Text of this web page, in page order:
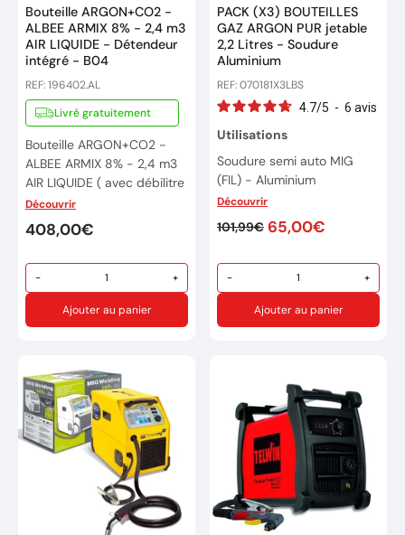
Bouteille ARGON+CO2 -
ALBEE ARMIX 8% - 2,4 m3
AIR LIQUIDE - Détendeur
intégré - B04
REF: 196402.AL
Livré gratuitement
Bouteille ARGON+CO2 -
ALBEE ARMIX 8% - 2,4 m3
AIR LIQUIDE ( avec débilitre
intégré)
Bouteille de gaz d'ARGON +
de gaz
Pour le soudage au
MIG/MAG : ACIER DOUX
Marque: AIR LIQUIDE
Code télématique : B04
Réference : 196402
Découvrir
408,00€
- +
Ajouter au panier
PACK (X3) BOUTEILLES
GAZ ARGON PUR jetable
2,2 Litres - Soudure
Aluminium
REF: 070181X3LBS
4.7/5 - 6 avis
Utilisations
Soudure semi auto MIG
(FIL) - Aluminium
Soudure TIG - Acier / Inox /
Aluminium
Soudeur
Réference: 070181X3
Découvrir
101,99€ 65,00€
- +
Ajouter au panier